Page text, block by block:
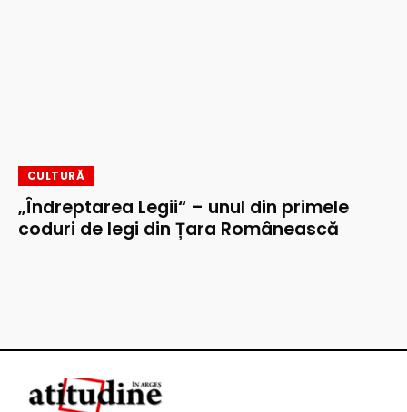
CULTURĂ
„Îndreptarea Legii“ – unul din primele
coduri de legi din Țara Românească